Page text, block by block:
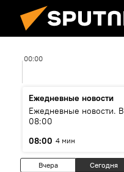
00:00
Ежедневные новости
Ежедневные новости.
08:00
08:00 4 мин
Вчера Сегодня